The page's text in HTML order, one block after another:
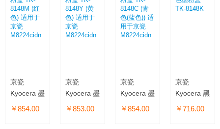
京瓷
Kyocera 墨
粉盒 TK-
￥854.00
京瓷
Kyocera 墨
粉盒 TK-
￥853.00
京瓷
Kyocera 墨
粉盒 TK-
￥854.00
京瓷
Kyocera 黑
色墨粉盒
￥716.00